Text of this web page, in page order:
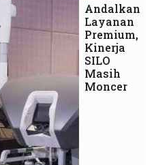
Andalkan
Layanan
Premium,
Kinerja
SILO
Masih
Moncer